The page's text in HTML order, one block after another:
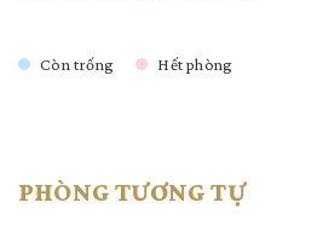
Còn trống Hết phòng
PHÒNG TƯƠNG TỰ